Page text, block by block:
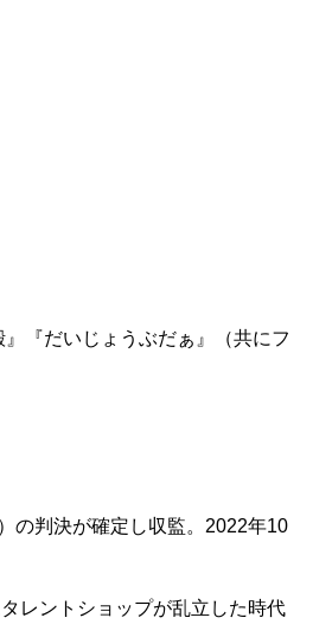
『だいじょうぶだぁ』（共にフ
の判決が確定し収監。2022年10
レントショップが乱立した時代